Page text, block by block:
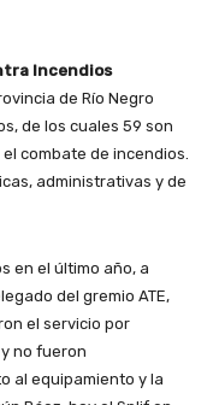
Incendios
de Río Negro
de los cuales 59 son
combate de incendios.
administrativas y de
en el último año, a
del gremio ATE,
el servicio por
no fueron
al equipamiento y la